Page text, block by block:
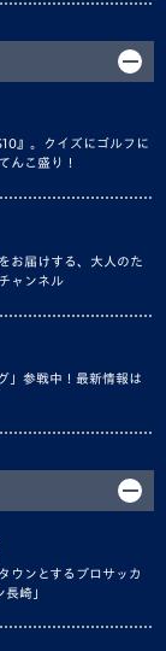
』。クイズにゴルフに
んこ盛り！
お届けする、大人のた
ャンネル
」参戦中！最新情報は
ウンとするプロサッカ
崎」